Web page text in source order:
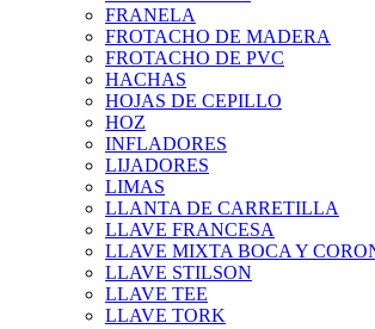
FRANELA
FROTACHO DE MADERA
FROTACHO DE PVC
HACHAS
HOJAS DE CEPILLO
HOZ
INFLADORES
LIJADORES
LIMAS
LLANTA DE CARRETILLA
LLAVE FRANCESA
LLAVE MIXTA BOCA Y
LLAVE STILSON
LLAVE TEE
LLAVE TORK